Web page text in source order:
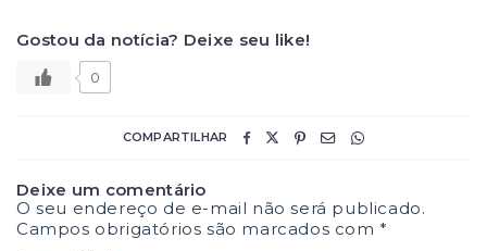
Gostou da notícia? Deixe seu like!
0
COMPARTILHAR
Deixe um comentário
O seu endereço de e-mail não será publicado.
Campos obrigatórios são marcados com*